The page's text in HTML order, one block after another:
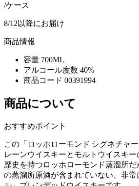
/ケース
8/12以降にお届け
商品情報
容量 700ML
アルコール度数 40%
商品コード 00391994
商品について
おすすめポイント
この「ロッホローモンド シグネチャ
レーンウイスキーとモルトウイスキ
歴史を持つロッホローモンド蒸溜所
の蒸溜所原酒が含まれていない、非